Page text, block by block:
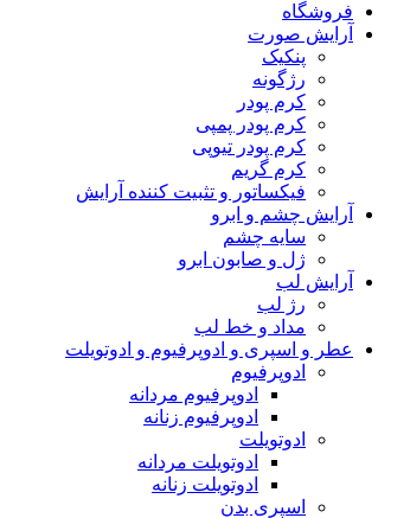
فروشگاه
آرایش صورت
پنکیک
رژگونه
کرم پودر
کرم پودر پمپی
کرم پودر تیوپی
کرم گریم
فیکساتور و تثبیت کننده آرایش
آرایش چشم و ابرو
سایه چشم
ژل و صابون ابرو
آرایش لب
رژ لب
مداد و خط لب
عطر و اسپری و ادوپرفیوم و ادوتویلت
ادوپرفیوم
ادوپرفیوم مردانه
ادوپرفیوم زنانه
ادوتویلت
ادوتویلت مردانه
ادوتویلت زنانه
اسپری بدن